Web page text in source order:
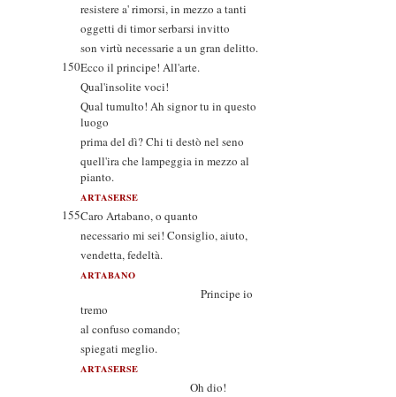
resistere a' rimorsi, in mezzo a tanti
oggetti di timor serbarsi invitto
son virtù necessarie a un gran delitto.
150Ecco il principe! All'arte.
Qual'insolite voci!
Qual tumulto! Ah signor tu in questo
luogo
prima del dì? Chi ti destò nel seno
quell'ira che lampeggia in mezzo al
pianto.
ARTASERSE
155Caro Artabano, o quanto
necessario mi sei! Consiglio, aiuto,
vendetta, fedeltà.
ARTABANO
Principe io
tremo
al confuso comando;
spiegati meglio.
ARTASERSE
Oh dio!